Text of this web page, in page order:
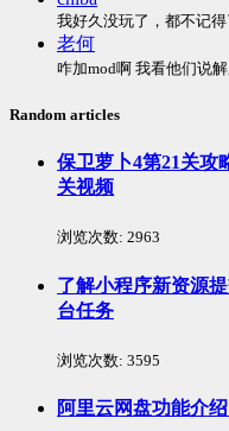
我好久没玩了，都不记得
老何
咋加mod啊 我看他们说
Random articles
保卫萝卜4第21关攻
关视频
浏览次数: 2963
了解小程序新资源
台任务
浏览次数: 3595
阿里云网盘功能介